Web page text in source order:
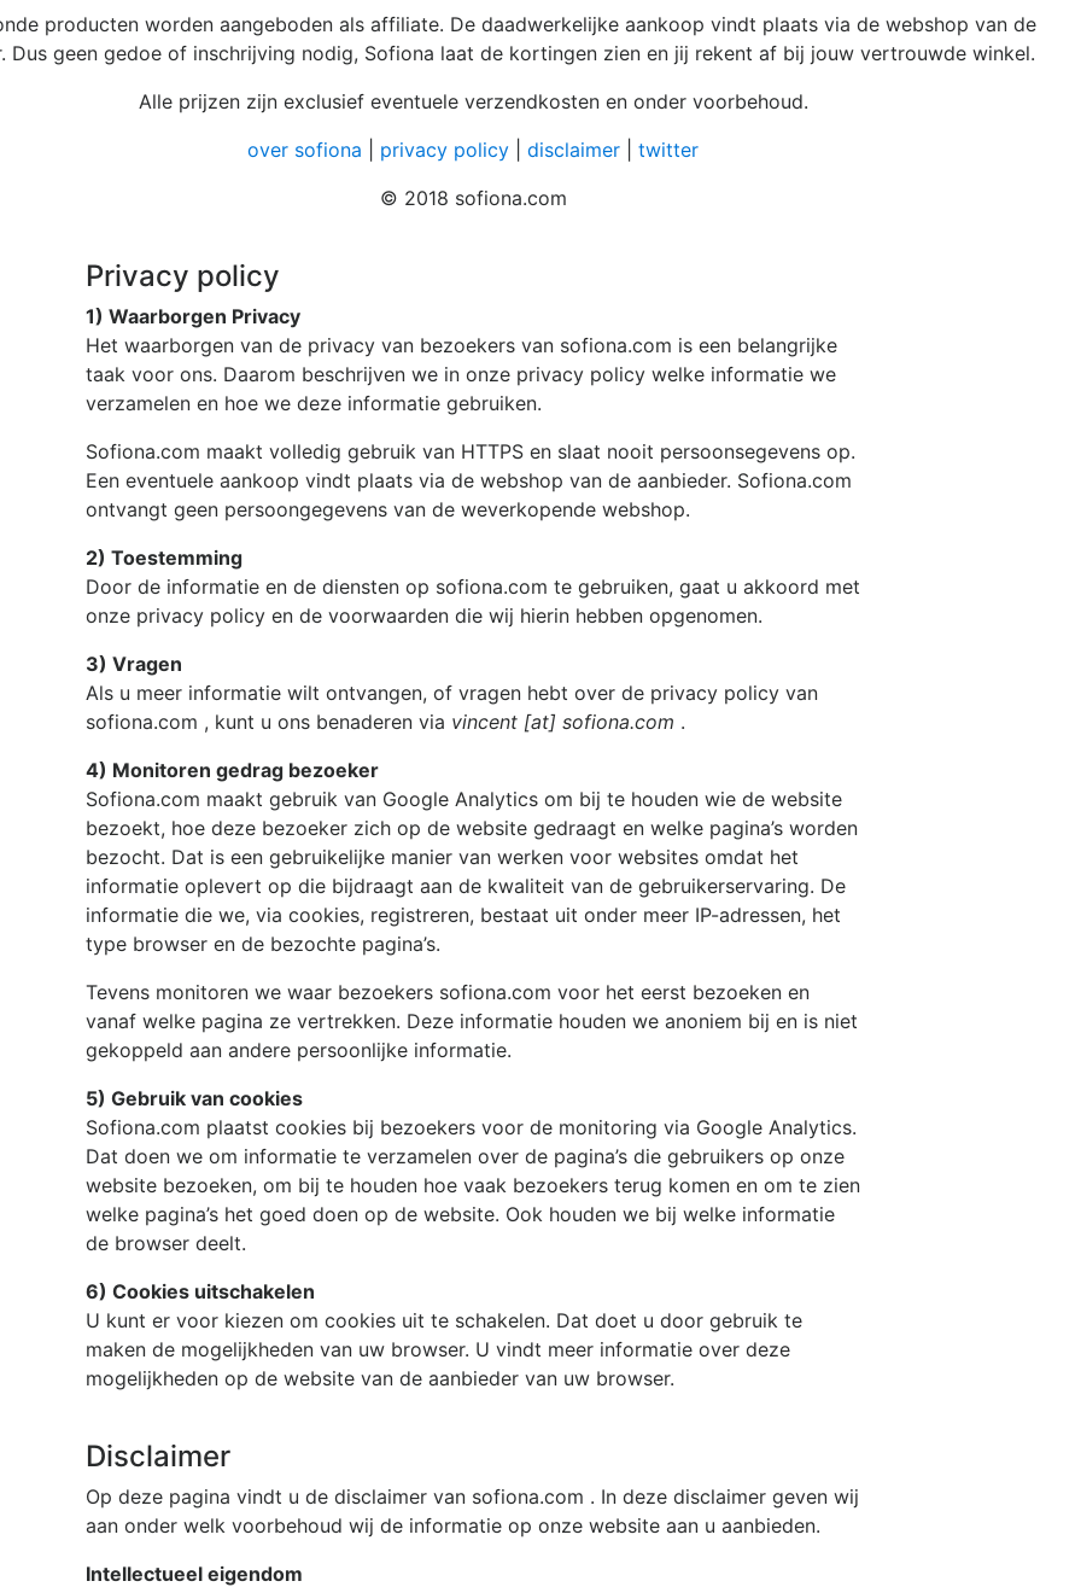
producten worden aangeboden als affiliate. De daadwerkelijke aankoop vindt plaats via de webshop van de
Dus geen gedoe of inschrijving nodig, Sofiona laat de kortingen zien en jij rekent af bij jouw vertrouwde winkel.
Alle prijzen zijn exclusief eventuele verzendkosten en onder voorbehoud.
over sofiona
privacy policy disclaimer
twitter
© 2018 sofiona.com
Privacy policy
1) Waarborgen Privacy
Het waarborgen van de privacy van bezoekers van sofiona.com is een belangrijke
taak voor ons. Daarom beschrijven we in onze privacy policy welke informatie we
verzamelen en hoe we deze informatie gebruiken.
Sofiona.com maakt volledig gebruik van HTTPS en slaat nooit persoonsegevens op.
Een eventuele aankoop vindt plaats via de webshop van de aanbieder. Sofiona.com
ontvangt geen persoongegevens van de weverkopende webshop.
2) Toestemming
Door de informatie en de diensten op sofiona.com te gebruiken, gaat u akkoord met
onze privacy policy en de voorwaarden die wij hierin hebben opgenomen.
3) Vragen
Als u meer informatie wilt ontvangen, of vragen hebt over de privacy policy van
sofiona.com , kunt u ons benaderen via vincent [at] sofiona.com .
4) Monitoren gedrag bezoeker
Sofiona.com maakt gebruik van Google Analytics om bij te houden wie de website
bezoekt, hoe deze bezoeker zich op de website gedraagt en welke pagina’s worden
bezocht. Dat is een gebruikelijke manier van werken voor websites omdat het
informatie oplevert op die bijdraagt aan de kwaliteit van de gebruikerservaring. De
informatie die we, via cookies, registreren, bestaat uit onder meer IP-adressen, het
type browser en de bezochte pagina’s.
Tevens monitoren we waar bezoekers sofiona.com voor het eerst bezoeken en
vanaf welke pagina ze vertrekken. Deze informatie houden we anoniem bij en is niet
gekoppeld aan andere persoonlijke informatie.
5) Gebruik van cookies
Sofiona.com plaatst cookies bij bezoekers voor de monitoring via Google Analytics.
Dat doen we om informatie te verzamelen over de pagina’s die gebruikers op onze
website bezoeken, om bij te houden hoe vaak bezoekers terug komen en om te zien
welke pagina’s het goed doen op de website. Ook houden we bij welke informatie
de browser deelt.
6) Cookies uitschakelen
U kunt er voor kiezen om cookies uit te schakelen. Dat doet u door gebruik te
maken de mogelijkheden van uw browser. U vindt meer informatie over deze
mogelijkheden op de website van de aanbieder van uw browser.
Disclaimer
Op deze pagina vindt u de disclaimer van sofiona.com . In deze disclaimer geven wij
aan onder welk voorbehoud wij de informatie op onze website aan u aanbieden.
Intellectueel eigendom